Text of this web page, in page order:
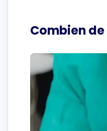
Combien